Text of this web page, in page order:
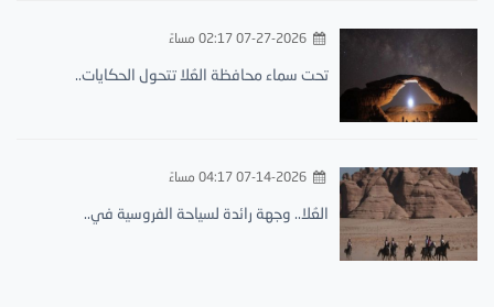
07-27-2026 02:17 مساءً
تحت سماء محافظة العُلا تتحول الحكايات..
07-14-2026 04:17 مساءً
العُلا.. وجهة رائدة لسياحة الفروسية في..